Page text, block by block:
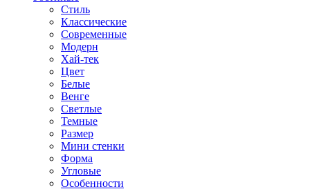
Стиль
Классические
Современные
Модерн
Хай-тек
Цвет
Белые
Венге
Светлые
Темные
Размер
Мини стенки
Форма
Угловые
Особенности